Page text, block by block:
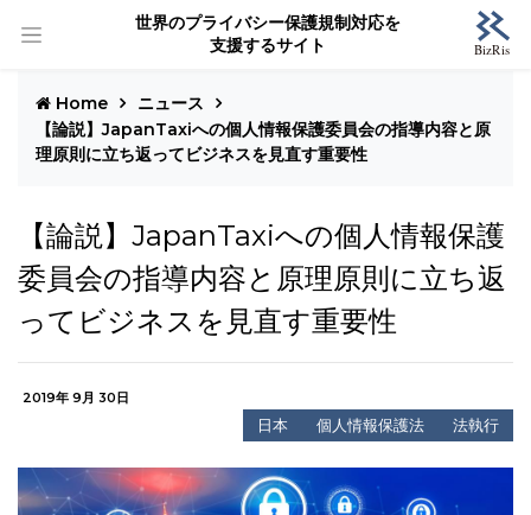
世界のプライバシー保護規制対応を
支援するサイト
Home
ニュース
【論説】JapanTaxiへの個人情報保護委員会の指導内容と原
理原則に立ち返ってビジネスを見直す重要性
【論説】JapanTaxiへの個人情報保護
委員会の指導内容と原理原則に立ち返
ってビジネスを見直す重要性
2019年 9月 30日
日本 個人情報保護法 法執行